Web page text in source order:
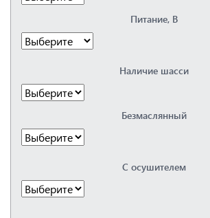
Elitech
Fini
Fubag
Remeza
Renner
Vortex
Бежецкий
Орёлкомпрессормаш
ПКСД
РКЗ
Питание, В
Наличие шасси
Безмаслянный
С осушителем